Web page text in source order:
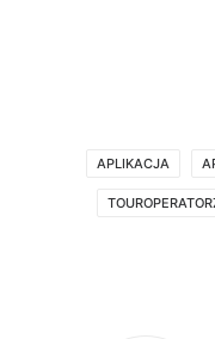
APLIKACJA